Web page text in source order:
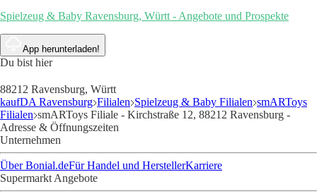
Spielzeug & Baby Ravensburg, Württ - Angebote und Prospekte
App herunterladen!
Du bist hier
88212 Ravensburg, Württ
kaufDA Ravensburg Filialen Spielzeug & Baby Filialen smARToys
Filialen smARToys Filiale - Kirchstraße 12, 88212 Ravensburg -
Adresse & Öffnungszeiten
Unternehmen
Über Bonial.deFür Handel und HerstellerKarriere
Supermarkt Angebote